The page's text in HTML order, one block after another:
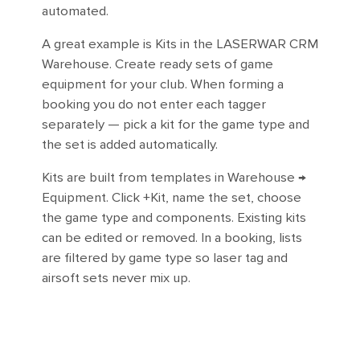
automated.
A great example is Kits in the LASERWAR CRM
Warehouse. Create ready sets of game
equipment for your club. When forming a
booking you do not enter each tagger
separately — pick a kit for the game type and
the set is added automatically.
Kits are built from templates in Warehouse →
Equipment. Click +Kit, name the set, choose
the game type and components. Existing kits
can be edited or removed. In a booking, lists
are filtered by game type so laser tag and
airsoft sets never mix up.